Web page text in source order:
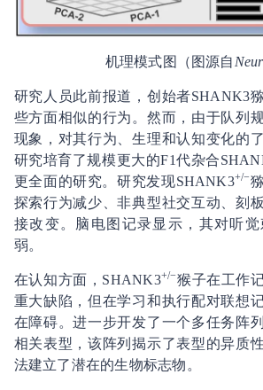
机理模式图（图源自
研究人员此前报道，创始者SHANK3
些方面相似的行为。然而，由于队列
现象，对其行为、生理和认知变化的
研究培育了规模更大的F1代杂合
更全面的研究。研究发现SHANK3+/−
探索行为减少、非典型社交互动、刻
接改变。脑电图记录显示，其对听
弱。
在认知方面，SHANK3+/−猴子在工作
重大缺陷，但在学习和执行配对联想
在障碍。进一步开发了一个多任务阵
相关表型，该阵列揭示了表型的异质
法建立了潜在的生物标志物。